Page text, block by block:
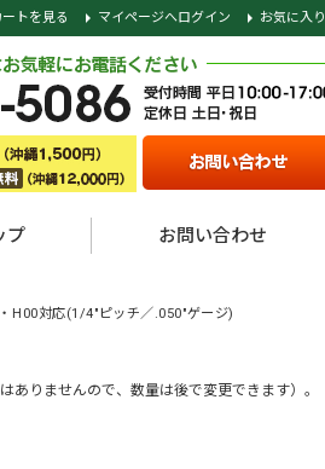
ートを見る マイページへログイン お気に入り
プ お問い合わせ
H00対応(1/4"ピッチ／.050"ゲージ)
りませんので、数量は後で変更できます）。